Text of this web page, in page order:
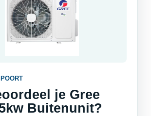
je Gree
Buitenunit?